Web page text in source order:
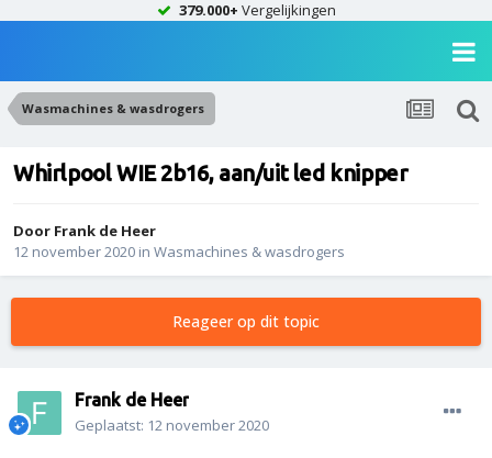
379.000+ Vergelijkingen
Wasmachines & wasdrogers
Whirlpool WIE 2b16, aan/uit led knipper
Door Frank de Heer
12 november 2020 in Wasmachines & wasdrogers
Reageer op dit topic
Frank de Heer
Geplaatst: 12 november 2020